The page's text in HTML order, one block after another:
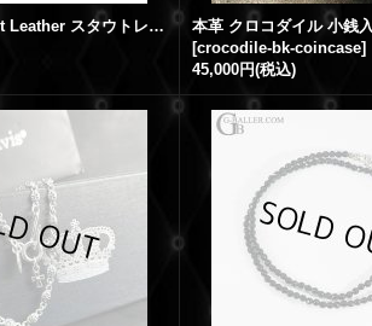
【超希少】Stout Leather スタウトレザー ジャケット スカル クロス カスタムオーダー品
[crocodile-bk-coincase]
45,000円(税込)